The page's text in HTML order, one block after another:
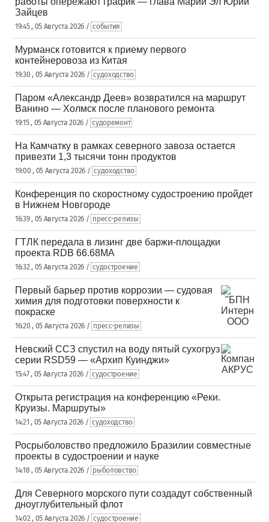
Зайцев
19:45 , 05 Августа 2026 / события
Мурманск готовится к приему первого
контейнеровоза из Китая
19:30 , 05 Августа 2026 / судоходство
Паром «Александр Деев» возвратился на маршрут
Ванино — Холмск после планового ремонта
19:15 , 05 Августа 2026 / судоремонт
На Камчатку в рамках северного завоза остается
привезти 1,3 тысячи тонн продуктов
19:00 , 05 Августа 2026 / судоходство
Конференция по скоростному судостроению пройдет
в Нижнем Новгороде
16:39 , 05 Августа 2026 / пресс-релизы
ГТЛК передала в лизинг две баржи-площадки
проекта RDB 66.68МА
16:32 , 05 Августа 2026 / судостроение
Первый барьер против коррозии — судовая
химия для подготовки поверхности к
покраске
16:20 , 05 Августа 2026 / пресс-релизы
Невский ССЗ спустил на воду пятый сухогруз
серии RSD59 — «Архип Куинджи»
15:47 , 05 Августа 2026 / судостроение
Открыта регистрация на конференцию «Реки.
Круизы. Маршруты»
14:21 , 05 Августа 2026 / судоходство
Росрыболовство предложило Бразилии совместные
проекты в судостроении и науке
14:18 , 05 Августа 2026 / рыболовство
Для Северного морского пути создадут собственный
дноуглубительный флот
14:02 , 05 Августа 2026 / судостроение